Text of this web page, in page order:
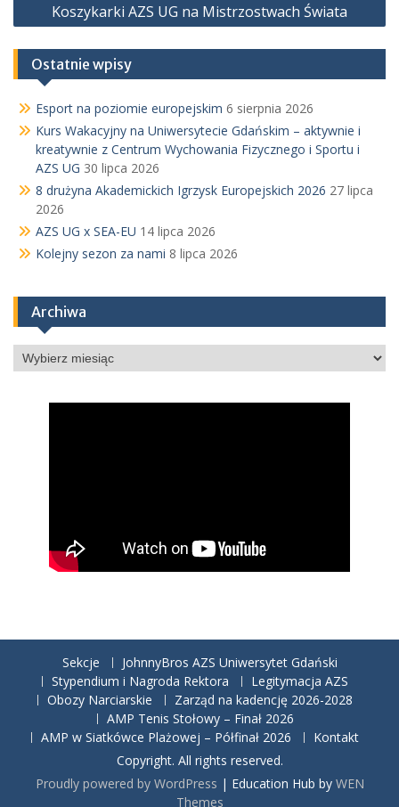
Koszykarki AZS UG na Mistrzostwach Świata
Ostatnie wpisy
Esport na poziomie europejskim 6 sierpnia 2026
Kurs Wakacyjny na Uniwersytecie Gdańskim – aktywnie i
kreatywnie z Centrum Wychowania Fizycznego i Sportu i
AZS UG 30 lipca 2026
8 drużyna Akademickich Igrzysk Europejskich 2026 27 lipca
2026
AZS UG x SEA-EU 14 lipca 2026
Kolejny sezon za nami 8 lipca 2026
Archiwa
Archiwa
Sekcje
JohnnyBros AZS Uniwersytet Gdański
Stypendium i Nagroda Rektora
Legitymacja AZS
Obozy Narciarskie
Zarząd na kadencję 2026-2028
AMP Tenis Stołowy – Finał 2026
AMP w Siatkówce Plażowej – Półfinał 2026
Kontakt
Copyright. All rights reserved.
Proudly powered by WordPress | Education Hub by WEN
Themes